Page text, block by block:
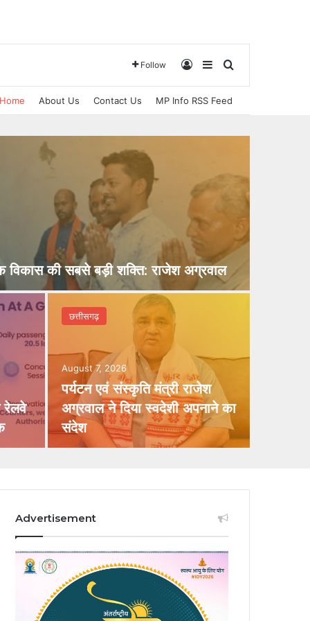
Follow Log InSidebar
Home About Us Contact Us MP Info RSS Feed
विकास की सबसे बड़ी शक्ति: राजेश अग्रवाल
रेलवे
छत्तीसगढ़
August 7, 2026
पर्यटन एवं संस्कृति मंत्री राजेश
अग्रवाल ने दिया स्वदेशी अपनाने का
संदेश
Advertisement